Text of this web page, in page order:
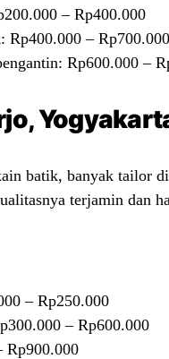
– Rp400.000
Rp400.000 – Rp700.000
Rp600.000 –
batik, banyak tailor
terjamin dan
– Rp250.000
– Rp600.000
Rp900.000